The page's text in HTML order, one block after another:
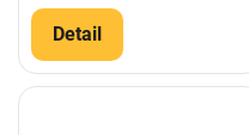
Detail